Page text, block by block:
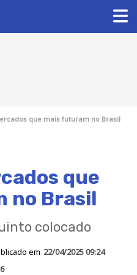
que mais futuram no Brasil
que
no Brasil
colocado
em 22/04/2025 09:24